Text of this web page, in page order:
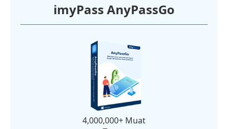
imyPass AnyPassGo
4,000,000+ Muat